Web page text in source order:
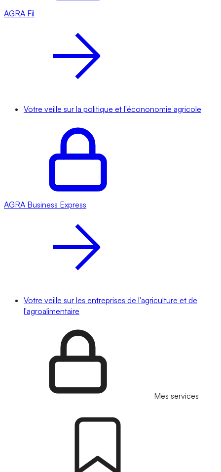
AGRA Fil
Votre veille sur la politique et l'écononomie agricole
AGRA Business Express
Votre veille sur les entreprises de l'agriculture et de
l'agroalimentaire
Mes services